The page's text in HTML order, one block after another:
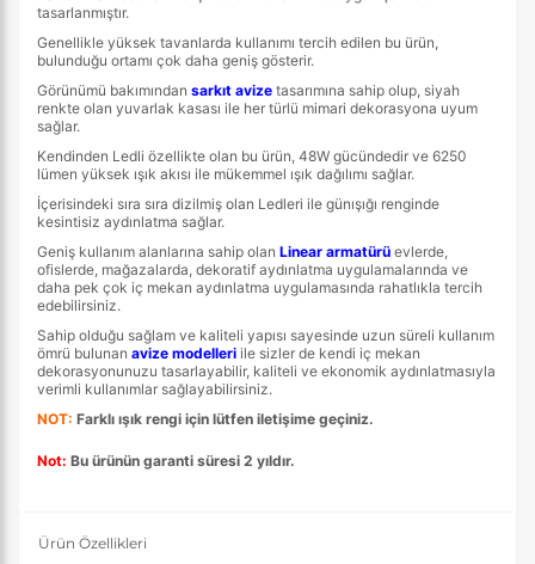
tasarlanmıştır.
Genellikle yüksek tavanlarda kullanımı tercih edilen bu ürün,
bulunduğu ortamı çok daha geniş gösterir.
Görünümü bakımından sarkıt avize tasarımına sahip olup, siyah
renkte olan yuvarlak kasası ile her türlü mimari dekorasyona uyum
sağlar.
Kendinden Ledli özellikte olan bu ürün, 48W gücündedir ve 6250
lümen yüksek ışık akısı ile mükemmel ışık dağılımı sağlar.
İçerisindeki sıra sıra dizilmiş olan Ledleri ile günışığı renginde
kesintisiz aydınlatma sağlar.
Geniş kullanım alanlarına sahip olan Linear armatürü evlerde,
ofislerde, mağazalarda, dekoratif aydınlatma uygulamalarında ve
daha pek çok iç mekan aydınlatma uygulamasında rahatlıkla tercih
edebilirsiniz.
Sahip olduğu sağlam ve kaliteli yapısı sayesinde uzun süreli kullanım
ömrü bulunan avize modelleri ile sizler de kendi iç mekan
dekorasyonunuzu tasarlayabilir, kaliteli ve ekonomik aydınlatmasıyla
verimli kullanımlar sağlayabilirsiniz.
NOT: Farklı ışık rengi için lütfen iletişime geçiniz.
Not: Bu ürünün garanti süresi 2 yıldır.
Ürün Özellikleri